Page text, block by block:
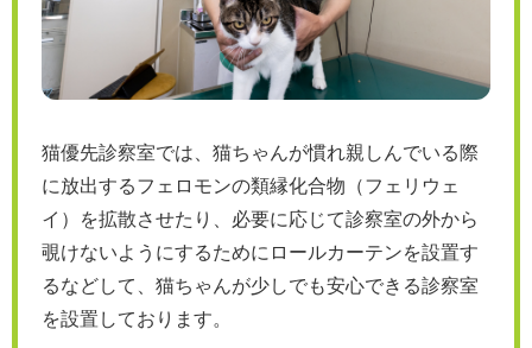
猫優先診察室では、猫ちゃんが慣れ親しんでいる際
に放出するフェロモンの類縁化合物（フェリウェ
イ）を拡散させたり、必要に応じて診察室の外から
覗けないようにするためにロールカーテンを設置す
るなどして、猫ちゃんが少しでも安心できる診察室
を設置しております。